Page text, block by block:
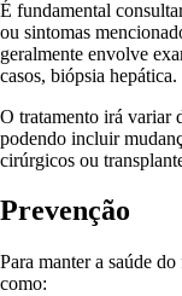
É fundamental
ou sintomas
geralmente envolve
casos, biópsia hepática.
O tratamento irá variar
podendo incluir
cirúrgicos ou
Prevenção
Para manter a saúde
como: